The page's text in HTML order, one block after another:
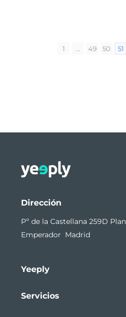
1 … 49 50 51
Dirección
Pº de la Castellana 259D
Emperador Madrid
Yeeply
Servicios